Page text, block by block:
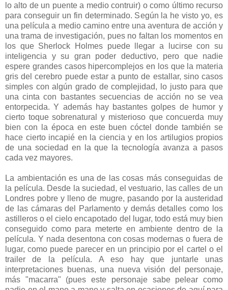
lo alto de un puente a medio contruir) o como último recurso
para conseguir un fin determinado. Según la he visto yo, es
una película a medio camino entre una aventura de acción y
una trama de investigación, pues no faltan los momentos en
los que Sherlock Holmes puede llegar a lucirse con su
inteligencia y su gran poder deductivo, pero que nadie
espere grandes casos hipercomplejos en los que la materia
gris del cerebro puede estar a punto de estallar, sino casos
simples con algún grado de complejidad, lo justo para que
una cinta con bastantes secuencias de acción no se vea
entorpecida. Y además hay bastantes golpes de humor y
cierto toque sobrenatural y misterioso que concuerda muy
bien con la época en este buen cóctel donde también se
hace cierto incapié en la ciencia y en los artilugios propios
de una sociedad en la que la tecnología avanza a pasos
cada vez mayores.
La ambientación es una de las cosas más conseguidas de
la película. Desde la suciedad, el vestuario, las calles de un
Londres pobre y lleno de mugre, pasando por la austeridad
de las cámaras del Parlamento y demás detalles como los
astilleros o el cielo encapotado del lugar, todo está muy bien
conseguido como para meterte en ambiente dentro de la
película. Y nada desentona con cosas modernas o fuera de
lugar, como puede parecer en un principio por el cartel o el
trailer de la película. A eso hay que juntarle unas
interpretaciones buenas, una nueva visión del personaje,
más "macarra" (pues este personaje sabe pelear como